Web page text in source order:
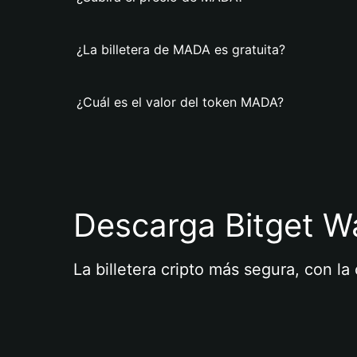
¿La billetera de MADA es gratuita?
¿Cuál es el valor del token MADA?
Descarga Bitget
La billetera cripto más segura, con